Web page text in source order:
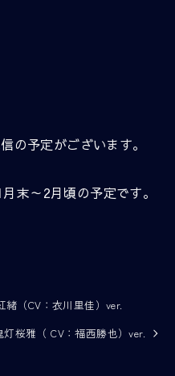
の予定がございます。
末～2月頃の予定です。
緒（CV：衣川里佳）ver.
灯桜雅（ CV：福西勝也）ver.